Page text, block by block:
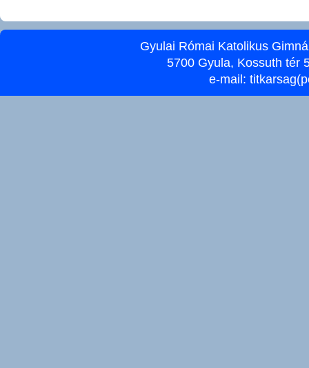
Gyulai Római Katolikus
5700 Gyula, Kossuth tér
e-mail: